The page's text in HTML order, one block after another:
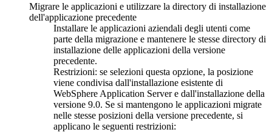
Migrare le applicazioni e utilizzare la directory di installazione
dell'applicazione precedente
Installare le applicazioni aziendali degli utenti come
parte della migrazione e mantenere le stesse directory di
installazione delle applicazioni della versione
precedente.
Restrizioni: se selezioni questa opzione, la posizione
viene condivisa dall'installazione esistente di
WebSphere Application Servere dall'installazione della
versione 9.0. Se si mantengono le applicazioni migrate
nelle stesse posizioni della versione precedente, si
applicano le seguenti restrizioni: